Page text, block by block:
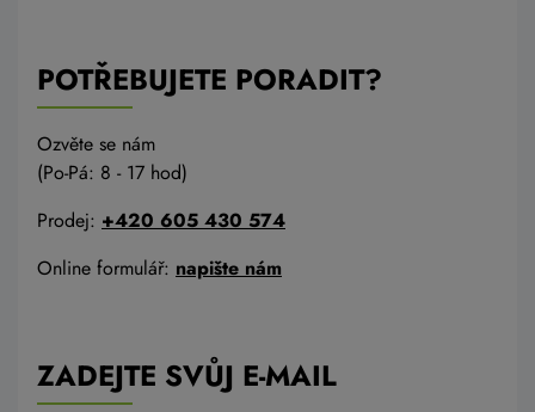
POTŘEBUJETE PORADIT?
Ozvěte se nám
(Po-Pá: 8 - 17 hod)
Prodej: +420 605 430 574
Online formulář: napište nám
ZADEJTE SVŮJ E-MAIL